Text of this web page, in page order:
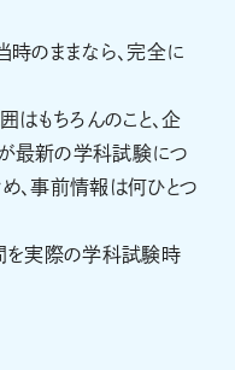
のままなら、完全に
はもちろんのこと、企
が最新の学科試験につ
め、事前情報は何ひとつ
を実際の学科試験時